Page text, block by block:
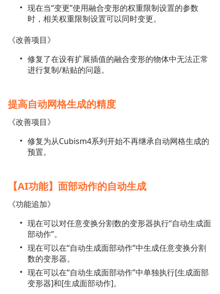
现在当“变更”使用融合变形的权重限制设置的参数
时，相关权重限制设置可以同时变更。
《改善项目》
修复了在设有扩展插值的融合变形的物体中无法正常
进行复制/粘贴的问题。
提高自动网格生成的精度
《改善项目》
修复为从Cubism4系列开始不再继承自动网格生成的
预置。
【AI功能】面部动作的自动生成
《功能追加》
现在可以对任意变换分割数的变形器执行“自动生成面
部动作”。
现在可以在“自动生成面部动作”中生成任意变换分割
数的变形器。
现在可以在“自动生成面部动作”中单独执行[生成面部
变形器]和[生成面部动作]。